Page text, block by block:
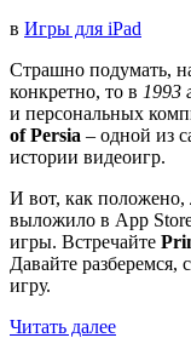
в Игры для iPad
Страшно подумать,
конкретно, то в 1993
и персональных
of Persia – одной из
истории видеоигр.
И вот, как положено,
выложило в App
игры. Встречайте
Давайте разберемся,
игру.
Читать далее